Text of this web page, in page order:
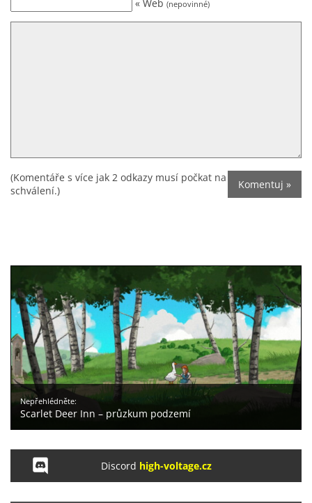
« Web (nepovinné)
(Komentáře s více jak 2 odkazy musí počkat na
schválení.)
Nepřehlédněte:
Scarlet Deer Inn – průzkum podzemí
Discord high-voltage.cz